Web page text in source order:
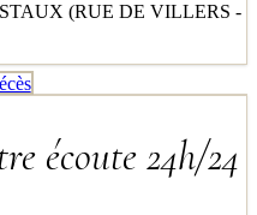
(RUE DE VILLERS -
écoute 24h/24